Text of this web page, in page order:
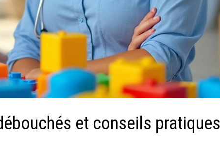
et conseils pratiques